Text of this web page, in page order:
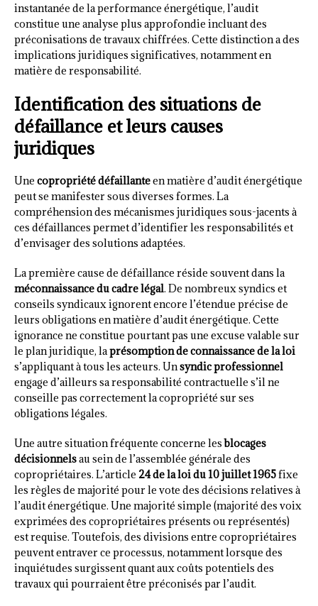
instantanée de la performance énergétique, l’audit
constitue une analyse plus approfondie incluant des
préconisations de travaux chiffrées. Cette distinction a des
implications juridiques significatives, notamment en
matière de responsabilité.
Identification des situations de
défaillance et leurs causes
juridiques
Une copropriété défaillanteen matière d’audit énergétique
peut se manifester sous diverses formes. La
compréhension des mécanismes juridiques sous-jacents à
ces défaillances permet d’identifier les responsabilités et
d’envisager des solutions adaptées.
La première cause de défaillance réside souvent dans la
méconnaissance du cadre légal. De nombreux syndics et
conseils syndicaux ignorent encore l’étendue précise de
leurs obligations en matière d’audit énergétique. Cette
ignorance ne constitue pourtant pas une excuse valable sur
le plan juridique, laprésomption de connaissance de la loi
s’appliquant à tous les acteurs. Unsyndic professionnel
engage d’ailleurs sa responsabilité contractuelle s’il ne
conseille pas correctement la copropriété sur ses
obligations légales.
Une autre situation fréquente concerne lesblocages
décisionnelsau sein de l’assemblée générale des
copropriétaires. L’article 24 de la loi du 10 juillet 1965fixe
les règles de majorité pour le vote des décisions relatives à
l’audit énergétique. Une majorité simple (majorité des voix
exprimées des copropriétaires présents ou représentés)
est requise. Toutefois, des divisions entre copropriétaires
peuvent entraver ce processus, notamment lorsque des
inquiétudes surgissent quant aux coûts potentiels des
travaux qui pourraient être préconisés par l’audit.